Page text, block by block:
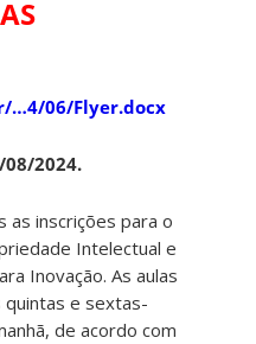
…4/06/Flyer.docx
08/2024.
as inscrições para o
Intelectual e
Inovação. As aulas
quintas e sextas-
de acordo com